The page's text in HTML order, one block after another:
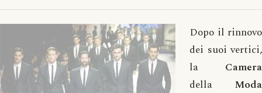
Dopo il rinnovo
dei suoi vertici,
la Camera
della Moda